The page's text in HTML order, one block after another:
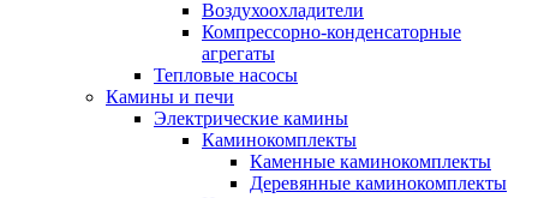
Воздухоохладители
Компрессорно-конденсаторные
агрегаты
Тепловые насосы
Камины и печи
Электрические камины
Каминокомплекты
Каменные каминокомплекты
Деревянные каминокомплекты